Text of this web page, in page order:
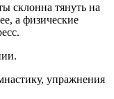
склонна тянуть на
а физические
упражнения